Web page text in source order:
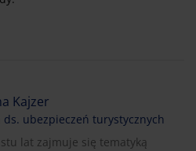
Kajzer
ds. ubezpieczeń turystycznych
lat zajmuje się tematyką